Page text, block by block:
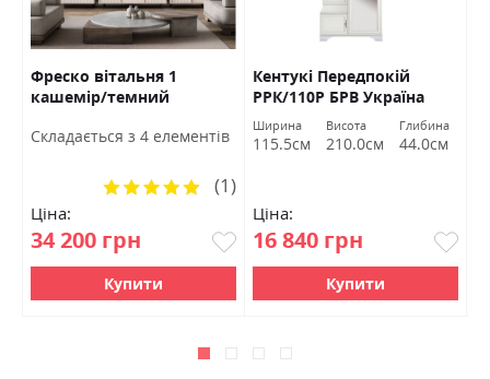
Фреско вітальня 1
кашемір/темний
Cкладається з 4 елементів
Ціна:
34 200 грн
Рейтинг:
(1)
Купити
Кентукі Передпокій
РРК/110Р БРВ Україна
Ширина
115.5см
Висота
210.0см
Глибина
44.0см
Ціна:
16 840 грн
Купити